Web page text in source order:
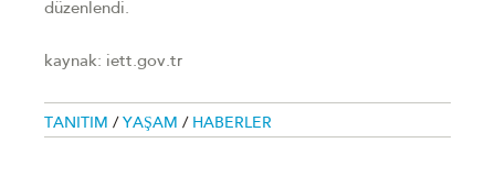
düzenlendi.
kaynak: iett.gov.tr
TANITIM / YAŞAM / HABERLER